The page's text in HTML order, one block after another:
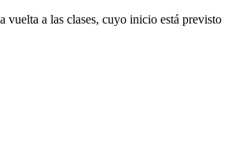
a las clases, cuyo inicio está previsto